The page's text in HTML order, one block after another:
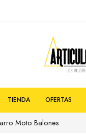
TIENDA OFERTAS
Moto Balones